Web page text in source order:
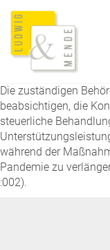
Die zuständigen
beabsichtigen, die
steuerliche
während der
Pandemie zu
:002).